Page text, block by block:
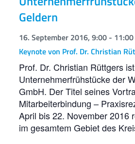
Geldern
16. September 2016, 9:00 - 11:00
Keynote von Prof. Dr. Christian
Prof. Dr. Christian Rüttgers
Unternehmerfrühstücke der
GmbH. Der Titel seines
Mitarbeiterbindung –
April bis 22. November 2016
im gesamtem Gebiet des